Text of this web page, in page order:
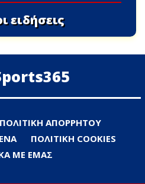
ειδήσεις
ΠΟΛΙΤΙΚΗ ΑΠΟΡΡΗΤΟΥ
ΠΟΛΙΤΙΚΗ COOKIES
ΜΕ ΕΜΑΣ